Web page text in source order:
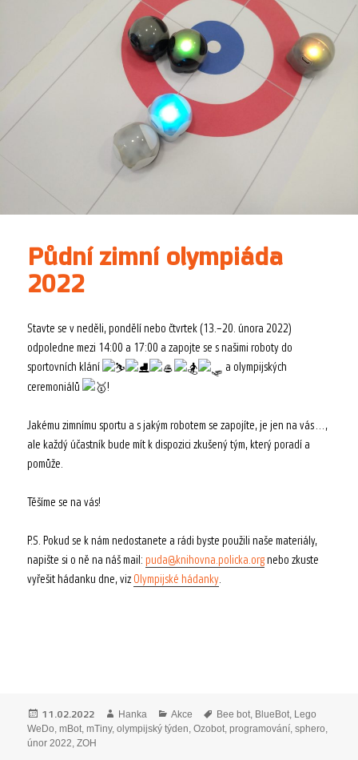
Půdní zimní olympiáda
2022
Stavte se v neděli, pondělí nebo čtvrtek (13.–20. února 2022)
odpoledne mezi 14:00 a 17:00 a zapojte se s našimi roboty do
sportovních klání
a olympijských
ceremoniálů
!
Jakému zimnímu sportu a s jakým robotem se zapojíte, je jen na vás…,
ale každý účastník bude mít k dispozici zkušený tým, který poradí a
pomůže.
Těšíme se na vás!
P.S. Pokud se k nám nedostanete a rádi byste použili naše materiály,
napište si o ně na náš mail:puda@knihovna.policka.orgnebo zkuste
vyřešit hádanku dne, vizOlympijské hádanky.
Publikováno:
11.02.2022 Autor:
Hanka Rubriky:
Akce Štítky:
Bee bot, BlueBot, Lego
WeDo,mBot,mTiny,olympijský týden,Ozobot,programování,sphero,
únor 2022,ZOH